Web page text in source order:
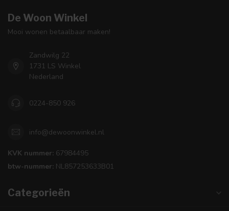
De Woon Winkel
Mooi wonen betaalbaar maken!
Zandwilg 22
1731 LS Winkel
Nederland
0224-850 926
info@dewoonwinkel.nl
KVK nummer: 67984495
btw-nummer: NL857253633B01
Categorieën